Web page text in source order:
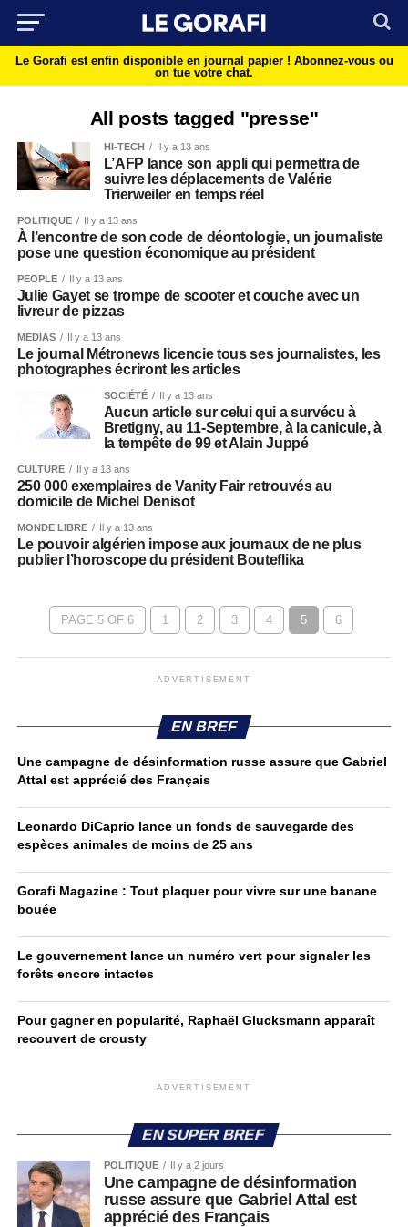
Le Gorafi est enfin disponible en journal papier ! Abonnez-vous ou
on tue votre chat.
All posts tagged "presse"
HI-TECH Il y a 13 ans
L’AFP lance son appli qui permettra de
suivre les déplacements de Valérie
Trierweiler en temps réel
POLITIQUE Il y a 13 ans
À l’encontre de son code de déontologie, un journaliste
pose une question économique au président
PEOPLE Il y a 13 ans
Julie Gayet se trompe de scooter et couche avec un
livreur de pizzas
MEDIAS Il y a 13 ans
Le journal Métronews licencie tous ses journalistes, les
photographes écriront les articles
SOCIÉTÉ Il y a 13 ans
Aucun article sur celui qui a survécu à
Bretigny, au 11-Septembre, à la canicule, à
la tempête de 99 et Alain Juppé
CULTURE Il y a 13 ans
250 000 exemplaires de Vanity Fair retrouvés au
domicile de Michel Denisot
MONDE LIBRE Il y a 13 ans
Le pouvoir algérien impose aux journaux de ne plus
publier l’horoscope du président Bouteflika
PAGE 5 OF 6 1 2 3 4 5 6
ADVERTISEMENT
EN BREF
Une campagne de désinformation russe assure que Gabriel
Attal est apprécié des Français
Leonardo DiCaprio lance un fonds de sauvegarde des
espèces animales de moins de 25 ans
Gorafi Magazine : Tout plaquer pour vivre sur une banane
bouée
Le gouvernement lance un numéro vert pour signaler les
forêts encore intactes
Pour gagner en popularité, Raphaël Glucksmann apparaît
recouvert de crousty
ADVERTISEMENT
EN SUPER BREF
POLITIQUE Il y a 2 jours
Une campagne de désinformation
russe assure que Gabriel Attal est
apprécié des Français